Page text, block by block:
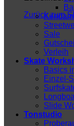
Zurück zum
Sale
Verleih
Skate
Basics
Einzel-
Slide
Tonstudio